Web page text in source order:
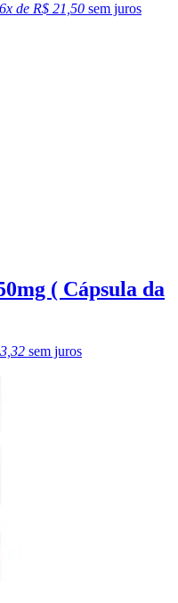
6x de R$ 21,50 sem juros
( Cápsula da
sem juros